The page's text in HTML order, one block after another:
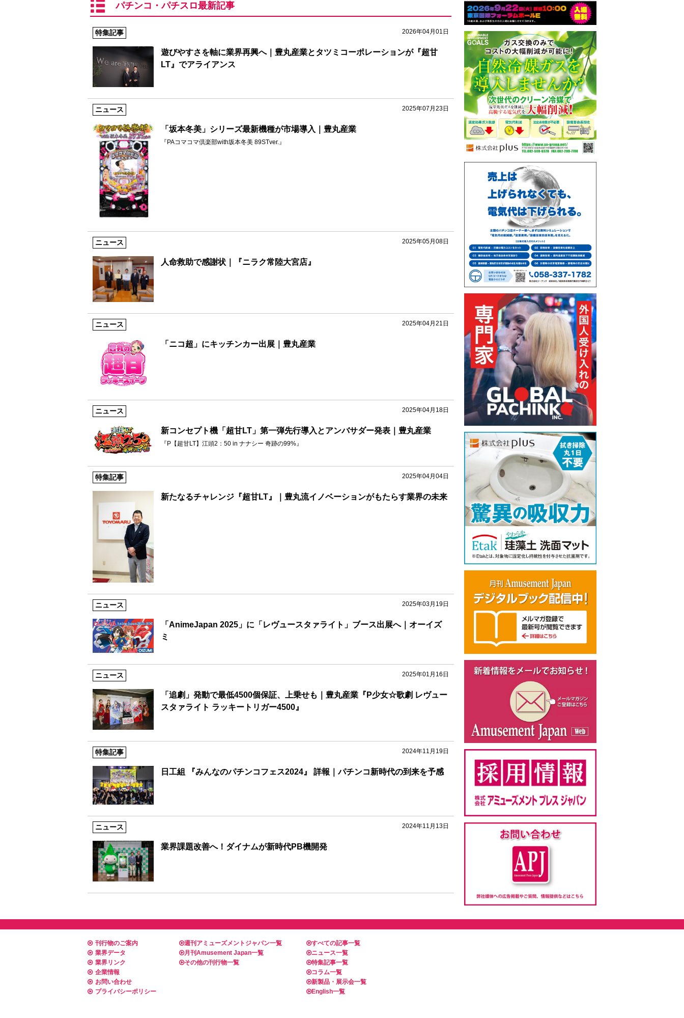
パチンコ・パチスロ最新記事
2026年04月01日
特集記事
遊びやすさを軸に業界再興へ｜豊丸産業とタツミコーポレーションが『超甘
LT』でアライアンス
2025年07月23日
ニュース
「坂本冬美」シリーズ最新機種が市場導入｜豊丸産業
『PAコマコマ倶楽部with坂本冬美 89STver.』
2025年05月08日
ニュース
人命救助で感謝状｜『ニラク常陸大宮店』
2025年04月21日
ニュース
「ニコ超」にキッチンカー出展｜豊丸産業
2025年04月18日
ニュース
新コンセプト機「超甘LT」第一弾先行導入とアンバサダー発表｜豊丸産業
『P【超甘LT】江頭2：50 in ナナシー 奇跡の99%』
2025年04月04日
特集記事
新たなるチャレンジ『超甘LT』｜豊丸流イノベーションがもたらす業界の未来
2025年03月19日
ニュース
「AnimeJapan 2025」に「レヴュースタァライト」ブース出展へ｜オーイズ
ミ
2025年01月16日
ニュース
「追劇」発動で最低4500個保証、上乗せも｜豊丸産業『P少女☆歌劇 レヴュー
スタァライト ラッキートリガー4500』
2024年11月19日
特集記事
日工組 『みんなのパチンコフェス2024』 詳報｜パチンコ新時代の到来を予感
2024年11月13日
ニュース
業界課題改善へ！ダイナムが新時代PB機開発
刊行物のご案内
業界データ
業界リンク
企業情報
お問い合わせ
プライバシーポリシー
週刊アミューズメントジャパン一覧
月刊Amusement Japan一覧
その他の刊行物一覧
すべての記事一覧
ニュース一覧
特集記事一覧
コラム一覧
新製品・展示会一覧
English一覧